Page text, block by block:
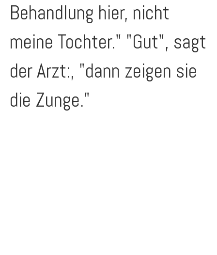
Behandlung hier, nicht
meine Tochter." "Gut", sagt
der Arzt:, "dann zeigen sie
die Zunge."